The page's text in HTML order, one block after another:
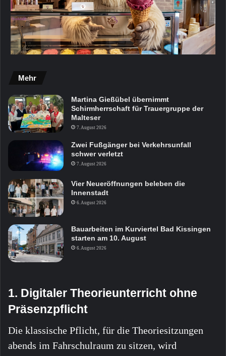
Mehr
Martina Gießübel übernimmt
Schirmherrschaft für Trauergruppe der
Malteser
7. August 2026
Zwei Fußgänger bei Verkehrsunfall
schwer verletzt
7. August 2026
Vier Neueröffnungen beleben die
Innenstadt
6. August 2026
Bauarbeiten im Kurviertel Bad Kissingen
starten am 10. August
6. August 2026
1. Digitaler Theorieunterricht ohne
Präsenzpflicht
Die klassische Pflicht, für die Theoriesitzungen
abends im Fahrschulraum zu sitzen, wird